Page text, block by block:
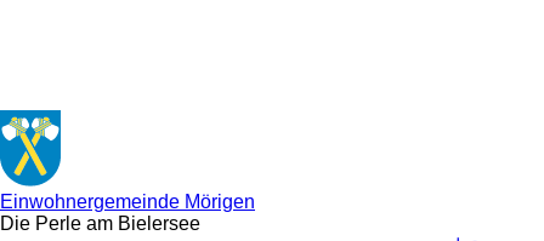
Einwohnergemeinde Mörigen
Die Perle am Bielersee